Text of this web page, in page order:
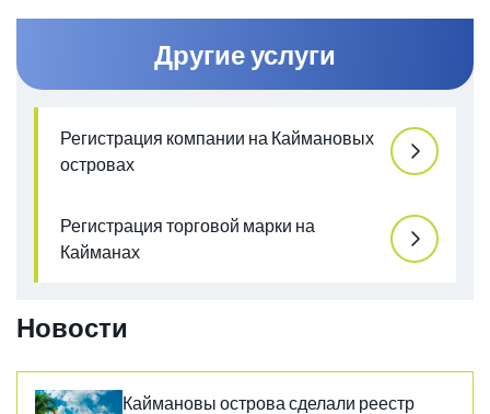
Другие услуги
Регистрация компании на Каймановых
островах
Регистрация торговой марки на
Кайманах
Новости
Каймановы острова сделали реестр